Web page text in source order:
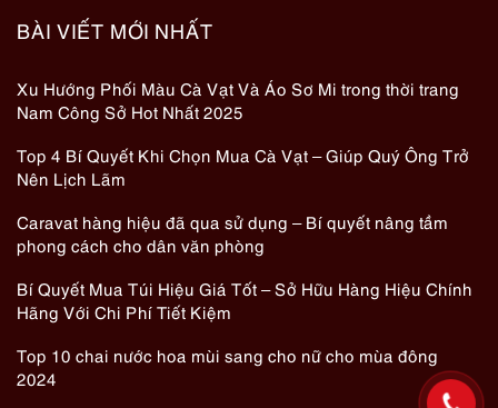
BÀI VIẾT MỚI NHẤT
Xu Hướng Phối Màu Cà Vạt Và Áo Sơ Mi trong thời trang
Nam Công Sở Hot Nhất 2025
Top 4 Bí Quyết Khi Chọn Mua Cà Vạt – Giúp Quý Ông Trở
Nên Lịch Lãm
Caravat hàng hiệu đã qua sử dụng – Bí quyết nâng tầm
phong cách cho dân văn phòng
Bí Quyết Mua Túi Hiệu Giá Tốt – Sở Hữu Hàng Hiệu Chính
Hãng Với Chi Phí Tiết Kiệm
Top 10 chai nước hoa mùi sang cho nữ cho mùa đông
2024